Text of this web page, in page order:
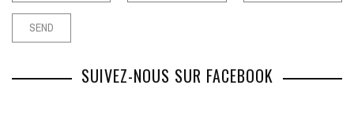
SUIVEZ-NOUS SUR FACEBOOK